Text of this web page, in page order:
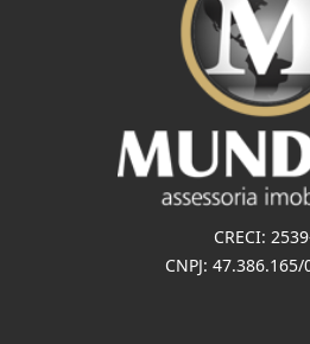
CRECI:
CNPJ: